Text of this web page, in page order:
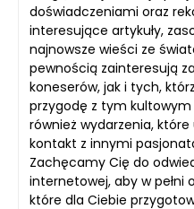
doświadczeniami oraz
interesujące artykuły,
najnowsze wieści ze
pewnością zainteresują
koneserów, jak i tych,
przygodę z tym
również wydarzenia,
kontakt z innymi
Zachęcamy Cię do
internetowej, aby w pełni
które dla Ciebie